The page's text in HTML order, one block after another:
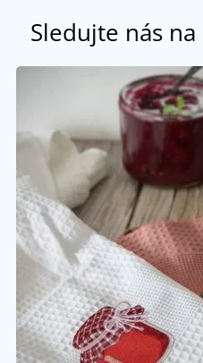
Sledujte nás